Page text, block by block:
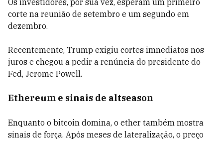
Os investidores, por sua vez, esperam um primeiro
corte na reunião de setembro e um segundo em
dezembro.
Recentemente, Trump exigiu cortes imnediatos nos
juros e chegou a pedir a renúncia do presidente do
Fed, Jerome Powell.
Ethereum e sinais de altseason
Enquanto o bitcoin domina, o ether também mostra
sinais de força. Após meses de lateralização, o preço